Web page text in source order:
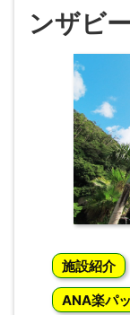
ンザビ
施設紹介
ANA楽パ